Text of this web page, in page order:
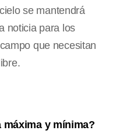
se mantendrá
noticia para los
que necesitan
máxima y mínima?